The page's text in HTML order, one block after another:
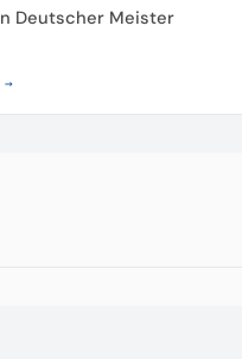
Deutscher Meister
→